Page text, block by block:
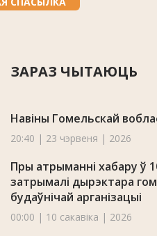
ЗАРАЗ ЧЫТАЮЦЬ
Навіны Гомельскай
20:40 | 23 чэрвеня | 2026
Пры атрыманні хабару ў
затрымалі дырэктара
будаўнічай арганізацыі
00:00 | 10 сакавіка | 2026